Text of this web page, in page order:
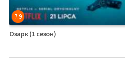
7.9
Озарк (1 сезон)